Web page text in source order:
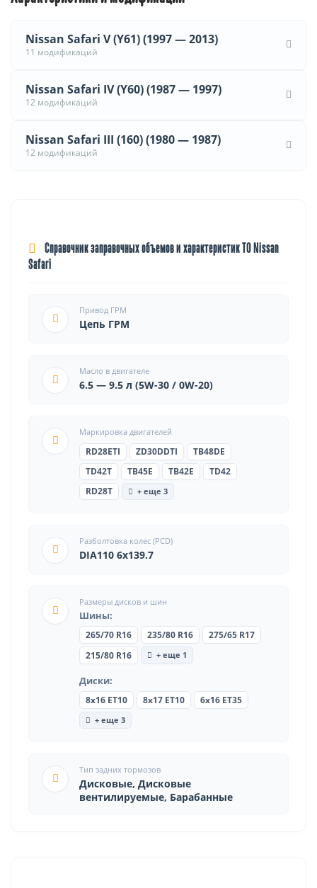
Nissan Safari V (Y61) (1997 — 2013)
11 модификаций
Nissan Safari IV (Y60) (1987 — 1997)
12 модификаций
Nissan Safari III (160) (1980 — 1987)
12 модификаций
Справочник заправочных объемов и характеристик ТО Nissan
Safari
Привод ГРМ
Цепь ГРМ
Масло в двигателе
6.5 — 9.5 л (5W-30 / 0W-20)
Маркировка двигателей
RD28ETI
ZD30DDTI
TB48DE
TD42T
TB45E TB42E
TD42
RD28T
+ еще 3
Разболтовка колес (PCD)
DIA110 6x139.7
Размеры дисков и шин
Шины:
265/70 R16 235/80 R16
275/65 R17
215/80 R16
+ еще 1
Диски:
8x16 ET10 8x17 ET10
6x16 ET35
+ еще 3
Тип задних тормозов
Дисковые, Дисковые
вентилируемые, Барабанные